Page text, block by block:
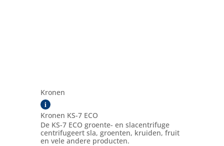
Kronen
i
Kronen KS-7 ECO
De KS-7 ECO groente- en slacentrifuge
centrifugeert sla, groenten, kruiden, fruit
en vele andere producten.